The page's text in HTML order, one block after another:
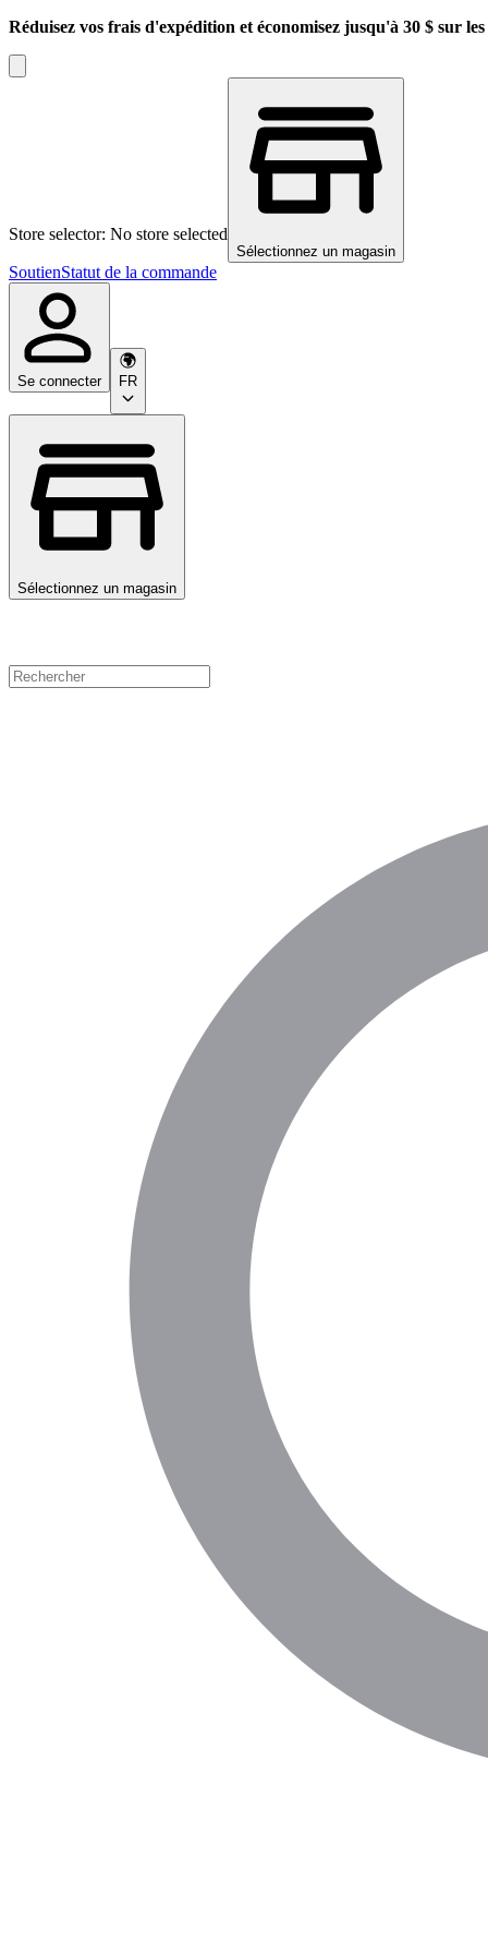
Réduisez vos frais d'expédition et économisez jusqu'à 30 $ sur
Store selector: No store selected
Sélectionnez un magasin
SoutienStatut de la commande
Se connecter FR
Sélectionnez un magasin